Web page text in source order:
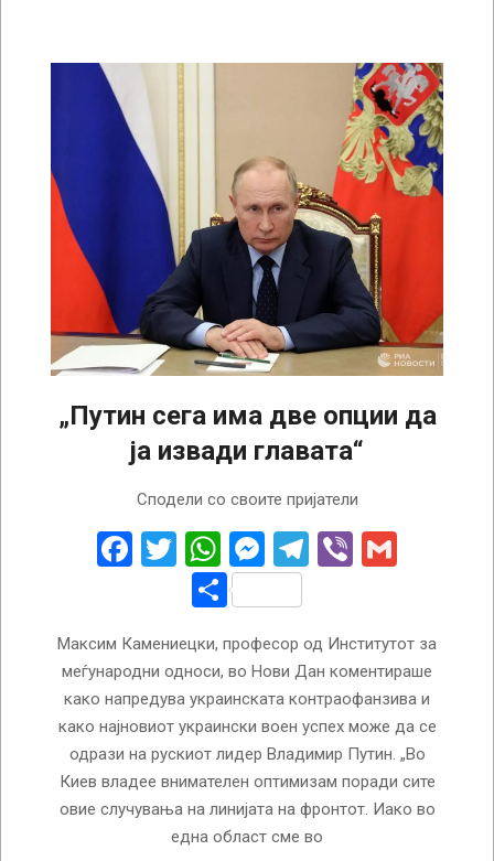
„Путин сега има две опции да
ја извади главата“
Сподели со своите пријатели
Facebook
Twitter
WhatsApp
Messenger
Telegram
Viber
Share
Максим Камениецки, професор од Институтот за
меѓународни односи, во Нови Дан коментираше
како напредува украинската контраофанзива и
како најновиот украински воен успех може да се
одрази на рускиот лидер Владимир Путин. „Во
Киев владее внимателен оптимизам поради сите
овие случувања на линијата на фронтот. Иако во
една област сме во